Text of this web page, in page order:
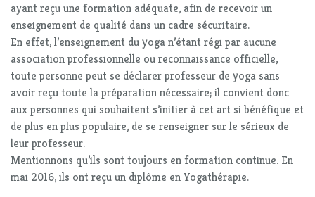
ayant reçu une formation adéquate, afin de recevoir un
enseignement de qualité dans un cadre sécuritaire.
En effet, l’enseignement du yoga n’étant régi par aucune
association professionnelle ou reconnaissance officielle,
toute personne peut se déclarer professeur de yoga sans
avoir reçu toute la préparation nécessaire; il convient donc
aux personnes qui souhaitent s’initier à cet art si bénéfique et
de plus en plus populaire, de se renseigner sur le sérieux de
leur professeur.
Mentionnons qu’ils sont toujours en formation continue. En
mai 2016, ils ont reçu un diplôme en Yogathérapie.